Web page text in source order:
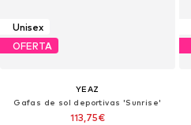
Unisex
OFERTA
YEAZ
Gafas de sol deportivas 'Sunrise'
113,75€